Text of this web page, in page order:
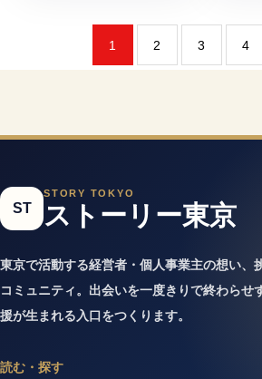
1 2 3 4
ST
STORY TOKYO
ストーリー東京
東京で活動する経営者・個人事業主の想い、
コミュニティ。出会いを一度きりで終わらせ
援が生まれる入口をつくります。
読む・探す